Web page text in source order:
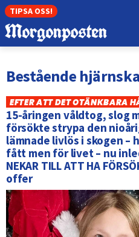
TIPSA OSS!
Bestående
EFTER ATT DET OTÄNKBARA
15-åringen våldtog, slog
försökte strypa den
lämnade livlös i skogen –
fått men för livet – nu
NEKAR TILL ATT HA
offer